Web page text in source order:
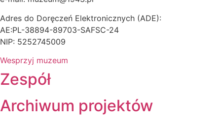
Adres do Doręczeń Elektronicznych (ADE):
AE:PL-38894-89703-SAFSC-24
NIP: 5252745009
Wesprzyj muzeum
Zespół
Archiwum projektów